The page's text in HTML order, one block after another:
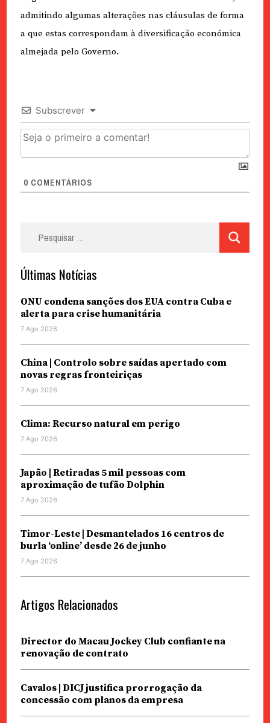
admitindo algumas alterações nas cláusulas de forma
a que estas correspondam à diversificação económica
almejada pelo Governo.
Subscrever
0 COMENTÁRIOS
Últimas Notícias
ONU condena sanções dos EUA contra Cuba e
alerta para crise humanitária
7 Ago 2026
China | Controlo sobre saídas apertado com
novas regras fronteiriças
7 Ago 2026
Clima: Recurso natural em perigo
7 Ago 2026
Japão | Retiradas 5 mil pessoas com
aproximação de tufão Dolphin
7 Ago 2026
Timor-Leste | Desmantelados 16 centros de
burla ‘online’ desde 26 de junho
7 Ago 2026
Artigos Relacionados
Director do Macau Jockey Club confiante na
renovação de contrato
Cavalos | DICJ justifica prorrogação da
concessão com planos da empresa